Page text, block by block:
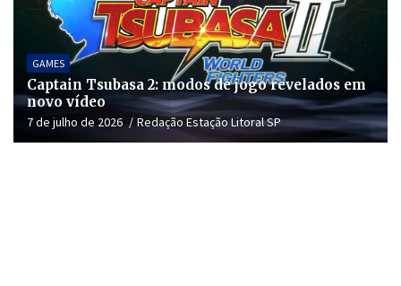
GAMES
Captain Tsubasa 2: modos de jogo revelados em
novo vídeo
7 de julho de 2026 Redação Estação Litoral SP